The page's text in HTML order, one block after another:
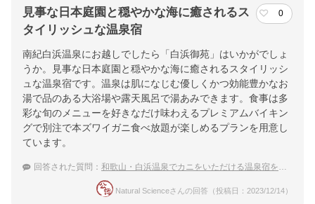
見事な日本庭園と穏やかな海に癒されるス
タイリッシュな温泉宿
0
南紀白浜温泉にお越しでしたら「白浜御苑」はいかがでしょ
うか。見事な日本庭園と穏やかな海に癒されるスタイリッシ
ュな温泉宿です。温泉は肌になじむ優しくかつ効能豊かなお
湯で品のある大浴場や露天風呂で湯あみできます。食事は多
彩な旬のメニューを好きなだけ味わえるプレミアムバイキン
グで別注で本ズワイガニ食べ放題が楽しめるプランを用意し
ています。
回答された質問： 和歌山・白浜温泉でカニをいただける温泉宿を教えてください。
Natural Scienceさんの回答（投稿日：2023/12/14）